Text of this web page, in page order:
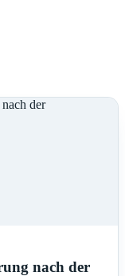
nach der